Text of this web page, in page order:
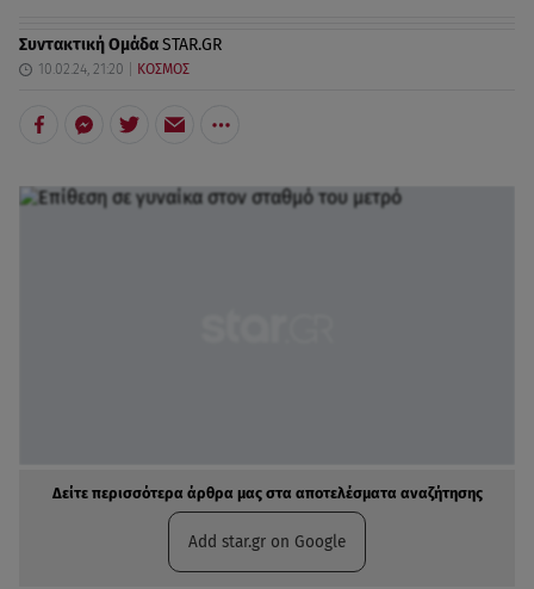
Συντακτική ΟμάδαSTAR.GR
10.02.24, 21:20 ΚΟΣΜΟΣ
Δείτε περισσότερα άρθρα μας στα αποτελέσματα αναζήτησης
Add star.gr on Google